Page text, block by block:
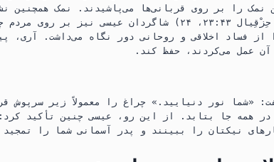
نمک را بر روی قربانی‌ها می‌پاشیدند.‏ نمک همچنین
حِزْقِیال ۴۳:‏۲۳،‏ ۲۴
‏)‏ شاگردان عیسی نیز بر روی مردم
از فساد اخلاقی و روحانی دور نگاه می‌داشت.‏ آری،‏
عمل می‌کردند،‏ حفظ کند.‏
«شما نور دنیایید.‏» چراغ را معمولاً زیر سرپوش
همه جا بتابد.‏ از این رو،‏ عیسی چنین تأکید
نیکتان را ببینند و پدر آسمانی شما را